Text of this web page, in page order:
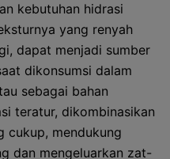
kebutuhan hidrasi
yang renyah
dapat menjadi sumber
dikonsumsi dalam
sebagai bahan
teratur, dikombinasikan
cukup, mendukung
dan mengeluarkan zat-